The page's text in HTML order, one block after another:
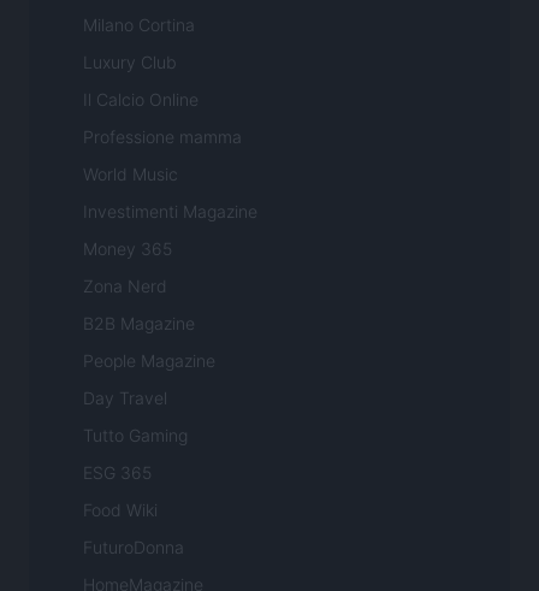
Milano Cortina
Luxury Club
Il Calcio Online
Professione mamma
World Music
Investimenti Magazine
Money 365
Zona Nerd
B2B Magazine
People Magazine
Day Travel
Tutto Gaming
ESG 365
Food Wiki
FuturoDonna
HomeMagazine